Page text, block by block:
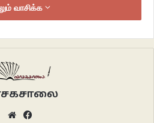
தலையோடயோ பொட்டில்லாமலோ யாரும்
ரஞ்சியைக் கட்டிக்க அவ்ளோ பிரமிப்பா
எனக்கு வந்த திடீர் அதிர்ஷ்டத்தை கிண்டல்
இருக்கும். எனக்கு தான் யார் சரி
வாசிக்க
Website